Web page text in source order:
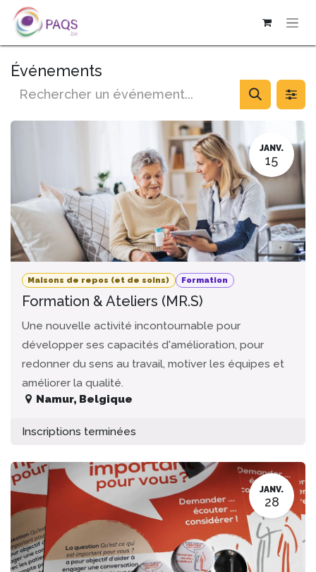
SE RENDRE AU CONTENU
Événements
JANV.
15
Maisons de repos (et de soins) Formation
Formation & Ateliers (MR.S)
Une nouvelle activité incontournable pour
développer ses capacités d'amélioration, pour
redonner du sens au travail, motiver les équipes et
améliorer la qualité.
Namur, Belgique
Inscriptions terminées
JANV.
28